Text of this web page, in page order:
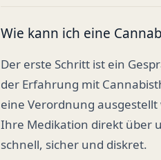
Wie kann ich eine
Der erste Schritt ist ein
der Erfahrung mit
eine Verordnung
Ihre Medikation direkt über
schnell, sicher und diskret.